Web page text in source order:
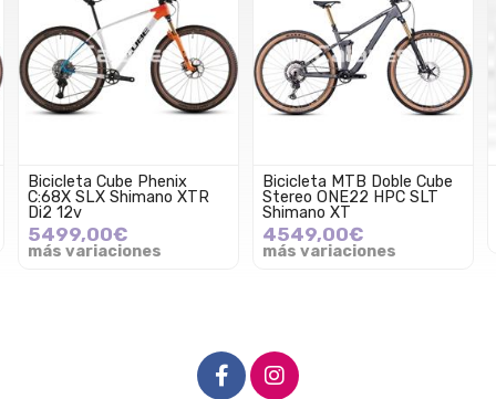
Bicicleta Cube Phenix
C:68X SLX Shimano XTR
Di2 12v
5499,00€
más variaciones
Bicicleta MTB Doble Cube
Stereo ONE22 HPC SLT
Shimano XT
4549,00€
más variaciones